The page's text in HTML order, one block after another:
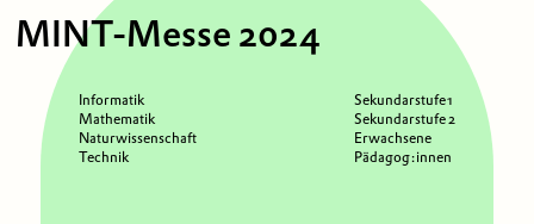
MINT-Messe 2024
Informatik
Mathematik
Naturwissenschaft
Technik
Sekundarstufe 1
Sekundarstufe 2
Erwachsene
Pädagog:innen